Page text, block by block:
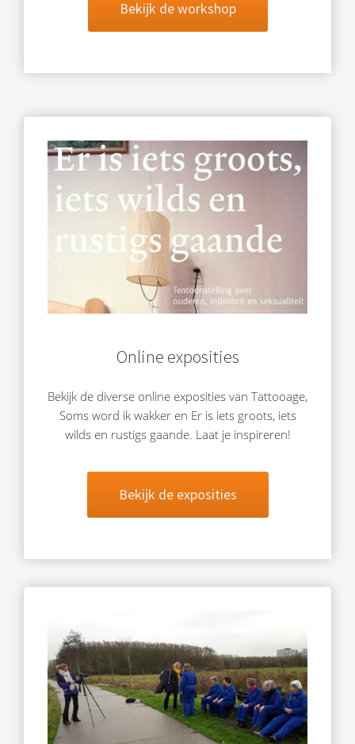
Bekijk de workshop
Online exposities
Bekijk de diverse online exposities van Tattooage,
Soms word ik wakker en Er is iets groots, iets
wilds en rustigs gaande. Laat je inspireren!
Bekijk de exposities